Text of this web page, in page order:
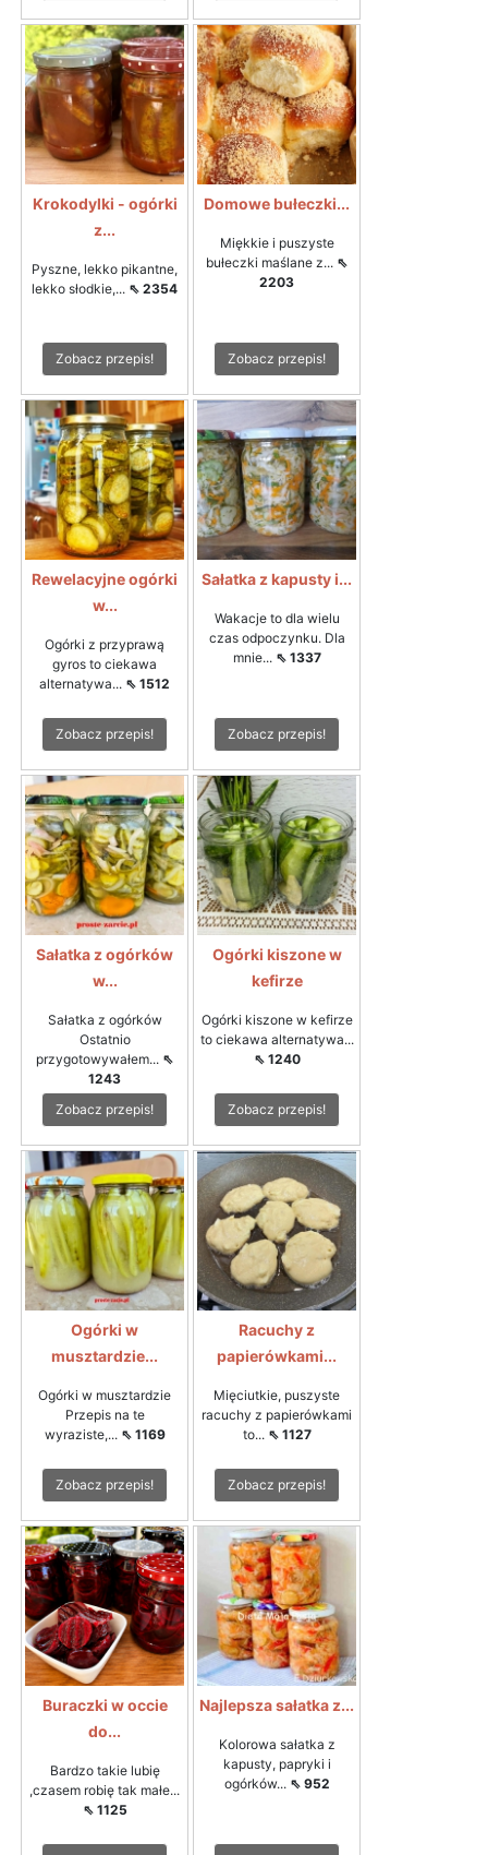
Krokodylki - ogórki
z...
Pyszne, lekko pikantne,
lekko słodkie,... ⇖ 2354
Zobacz przepis!
Domowe bułeczki...
Miękkie i puszyste
bułeczki maślane z... ⇖
2203
Zobacz przepis!
Rewelacyjne ogórki
w...
Ogórki z przyprawą
gyros to ciekawa
alternatywa... ⇖ 1512
Zobacz przepis!
Sałatka z kapusty i...
Wakacje to dla wielu
czas odpoczynku. Dla
mnie... ⇖ 1337
Zobacz przepis!
Sałatka z ogórków
w...
Sałatka z ogórków
Ostatnio
przygotowywałem... ⇖
1243
Zobacz przepis!
Ogórki kiszone w
kefirze
Ogórki kiszone w kefirze
to ciekawa alternatywa...
⇖ 1240
Zobacz przepis!
Ogórki w
musztardzie...
Ogórki w musztardzie
Przepis na te
wyraziste,... ⇖ 1169
Zobacz przepis!
Racuchy z
papierówkami...
Mięciutkie, puszyste
racuchy z papierówkami
to... ⇖ 1127
Zobacz przepis!
Buraczki w occie
do...
Bardzo takie lubię
,czasem robię tak małe...
⇖ 1125
Najlepsza sałatka z...
Kolorowa sałatka z
kapusty, papryki i
ogórków... ⇖ 952